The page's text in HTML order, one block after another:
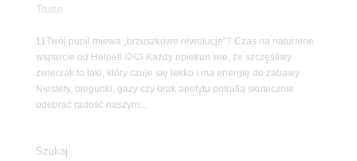
Taste
11Twój pupil miewa „brzuszkowe rewolucje”? Czas na naturalne
wsparcie od Helpet! 🐶🐱 Każdy opiekun wie, że szczęśliwy
zwierzak to taki, który czuje się lekko i ma energię do zabawy.
Niestety, biegunki, gazy czy brak apetytu potrafią skutecznie
odebrać radość naszym...
Szukaj